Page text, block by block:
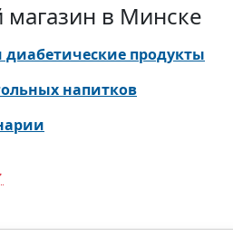
в Минске
продукты
напитков